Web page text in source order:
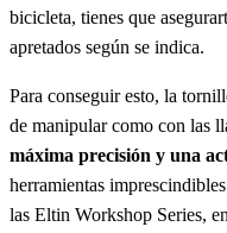
bicicleta, tienes que
apretados según se indica.
Para conseguir esto, la
de manipular como con las
máxima precisión y una
herramientas
las Eltin Workshop Series,